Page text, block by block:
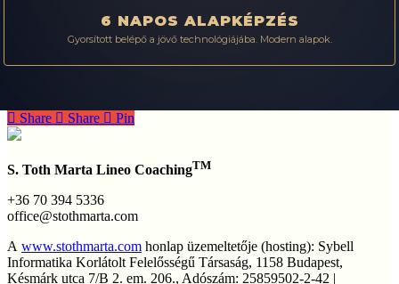
6 NAPOS ALAPKÉPZÉS
Gyorsított belépő a jövő technológiájába. Modern alapok.
képzés
Budapest,
2026,
akkreditált
coach
képzés,
transzformációs
coach,
NLP
Share
Share Share Pin
S. Toth Marta Lineo CoachingTM
+36 70 394 5336
office@stothmarta.com
A www.stothmarta.com honlap üzemeltetője (hosting): Sybell
Informatika Korlátolt Felelősségű Társaság, 1158 Budapest,
Késmárk utca 7/B 2. em. 206., Adószám: 25859502-2-42 |